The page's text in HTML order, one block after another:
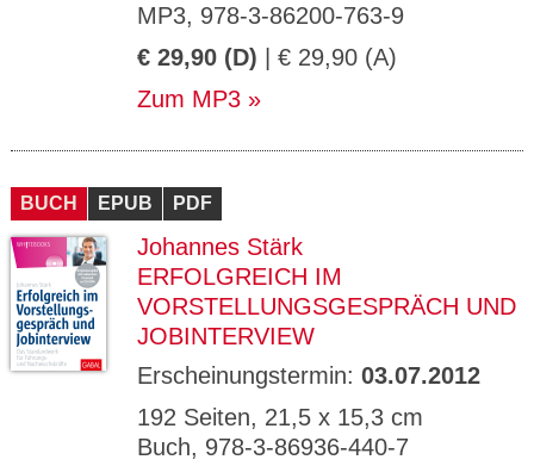
MP3, 978-3-86200-763-9
€ 29,90 (D) | € 29,90 (A)
Zum MP3
BUCH EPUB PDF
Johannes Stärk
ERFOLGREICH IM
VORSTELLUNGSGESPRÄCH UND
JOBINTERVIEW
Erscheinungstermin: 03.07.2012
192 Seiten, 21,5 x 15,3 cm
Buch, 978-3-86936-440-7